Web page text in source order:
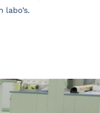
labo’s.